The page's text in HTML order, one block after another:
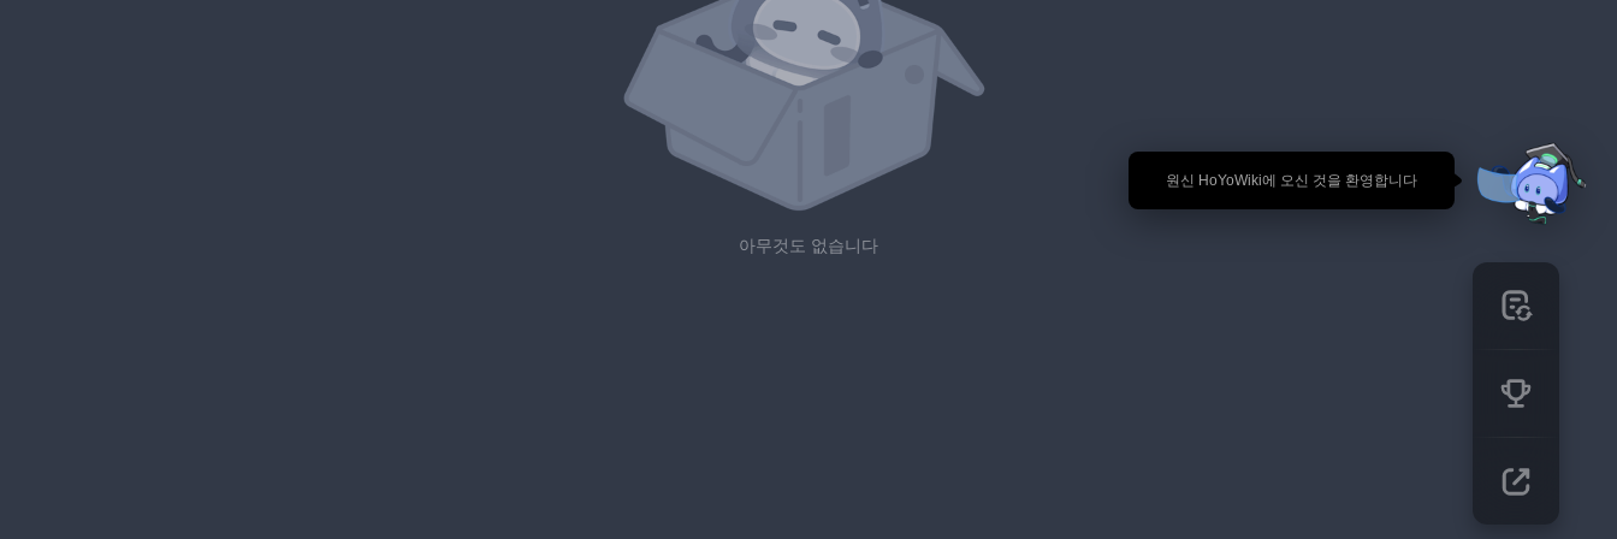
🎉 원신 HoYoWiki에 오신 것을 환영합니다
아무것도 없습니다